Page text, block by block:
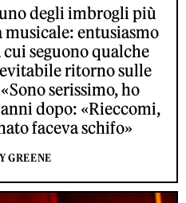
degli imbrogli più
entusiasmo
seguono qualche
ritorno sulle
serissimo, ho
dopo: «Rieccomi,
faceva schifo»
GREENE